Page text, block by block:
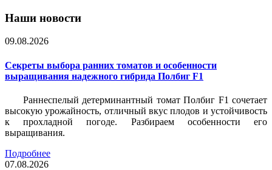
Наши новости
09.08.2026
Секреты выбора ранних томатов и особенности
выращивания надежного гибрида Полбиг F1
Раннеспелый детерминантный томат Полбиг F1 сочетает
высокую урожайность, отличный вкус плодов и устойчивость
к прохладной погоде. Разбираем особенности его
выращивания.
Подробнее
07.08.2026